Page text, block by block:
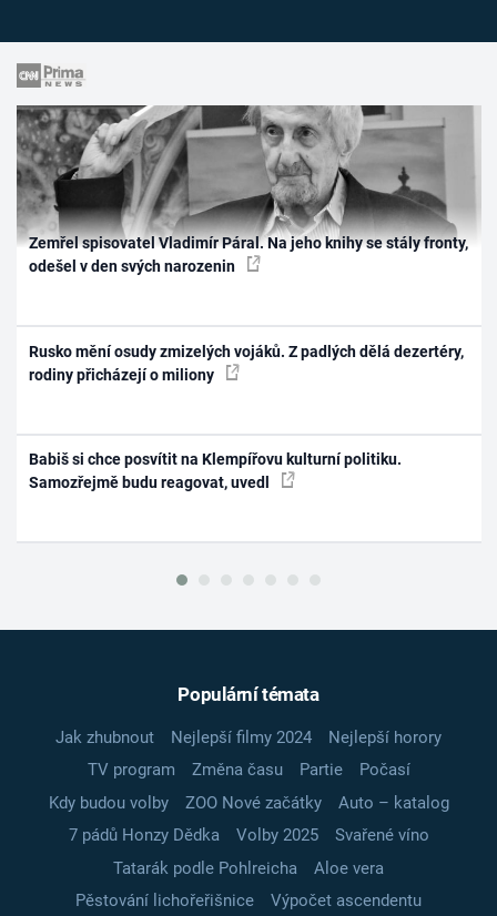
Zemřel spisovatel Vladimír Páral. Na jeho knihy se stály fronty,
odešel v den svých narozenin
Rusko mění osudy zmizelých vojáků. Z padlých dělá dezertéry,
rodiny přicházejí o miliony
Babiš si chce posvítit na Klempířovu kulturní politiku.
Samozřejmě budu reagovat, uvedl
Populární témata
Jak zhubnout Nejlepší filmy 2024
Nejlepší horory
TV program
Změna času Partie
Počasí
Kdy budou volby
ZOO Nové začátky
Auto – katalog
7 pádů Honzy Dědka
Volby 2025
Svařené víno
Tatarák podle Pohlreicha
Aloe vera
Pěstování lichořeřišnice
Výpočet ascendentu